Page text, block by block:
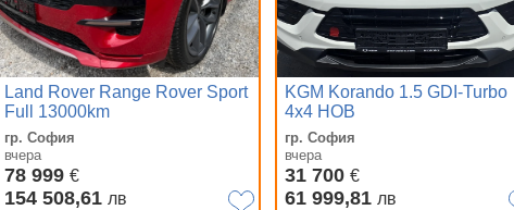
Land Rover Range Rover Sport
Full 13000km
гр. София
вчера
78 999 €
154 508,61 лв
KGM Korando 1.5 GDI-Turbo
4x4 НОВ
гр. София
вчера
31 700 €
61 999,81 лв